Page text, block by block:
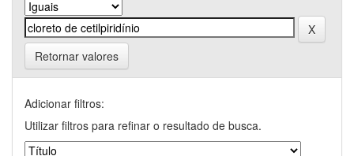
Retornar valores
Adicionar filtros:
Utilizar filtros para refinar o resultado de busca.